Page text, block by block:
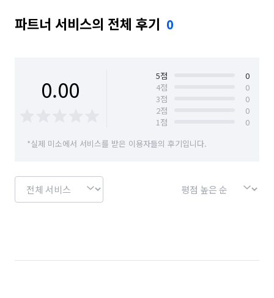
파트너 서비스의 전체 후기 0
0.00 5점
0
4점
0
3점
0
2점
0
1점
0
*실제 미소에서 서비스를 받은 이용자들의 후기입니다.